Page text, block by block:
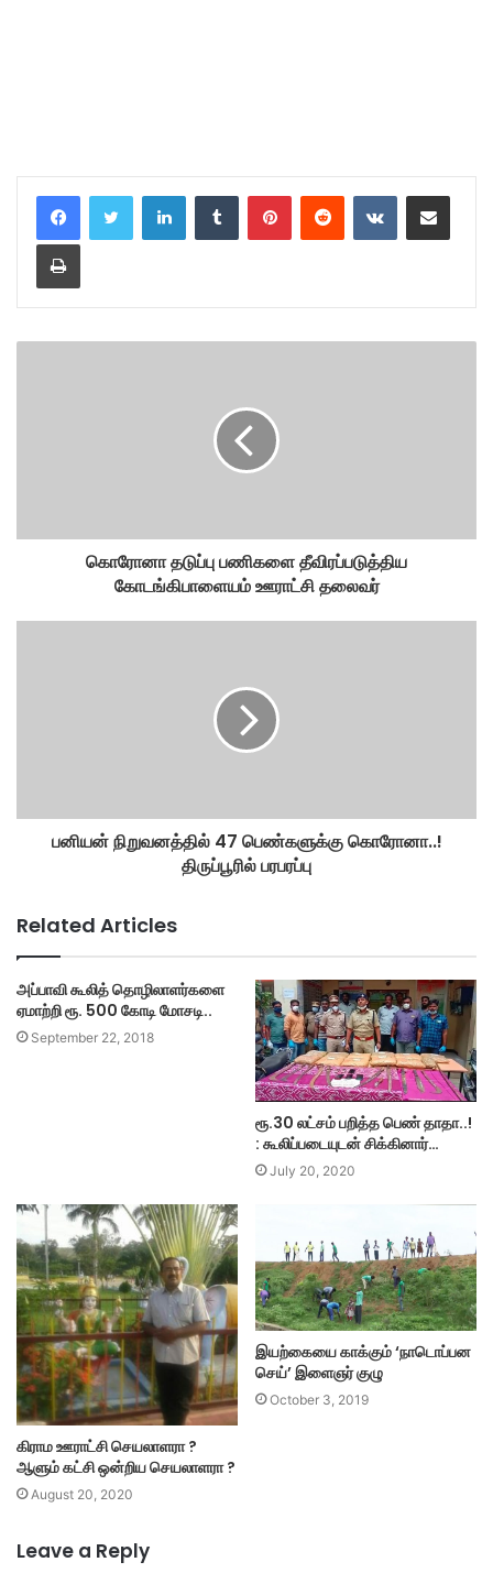
LinkedInTumblr PinterestReddit VKontakteShare via Email
Print
கொரோனா தடுப்பு பணிகளை தீவிரப்படுத்திய
கோடங்கிபாளையம் ஊராட்சி தலைவர்
பனியன் நிறுவனத்தில் 47 பெண்களுக்கு கொரோனா..!
திருப்பூரில் பரபரப்பு
Related Articles
அப்பாவி கூலித் தொழிலாளர்களை
ஏமாற்றி ரூ. 500 கோடி மோசடி..
September 22, 2018
ரூ.30 லட்சம் பறித்த பெண் தாதா..!
: கூலிப்படையுடன் சிக்கினார்…
July 20, 2020
கிராம ஊராட்சி செயலாளரா ?
ஆளும் கட்சி ஒன்றிய செயலாளரா ?
August 20, 2020
இயற்கையை காக்கும் ‘நாடொப்பன
செய்’ இளைஞர் குழு
October 3, 2019
Leave a Reply